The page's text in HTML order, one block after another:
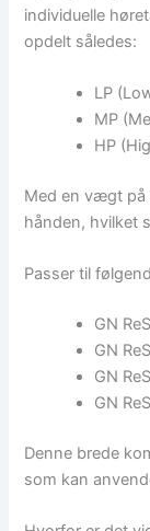
individuelle
opdelt således:
LP
MP
HP
Med en vægt på
hånden, hvilket
Passer til
GN
GN
GN
GN
Denne brede
som kan